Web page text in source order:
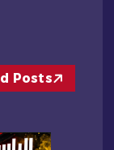
Posts